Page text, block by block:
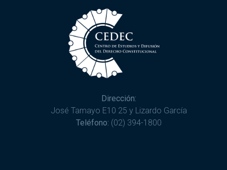
Dirección:
José Tamayo E10 25 y Lizardo García
Teléfono: (02) 394-1800